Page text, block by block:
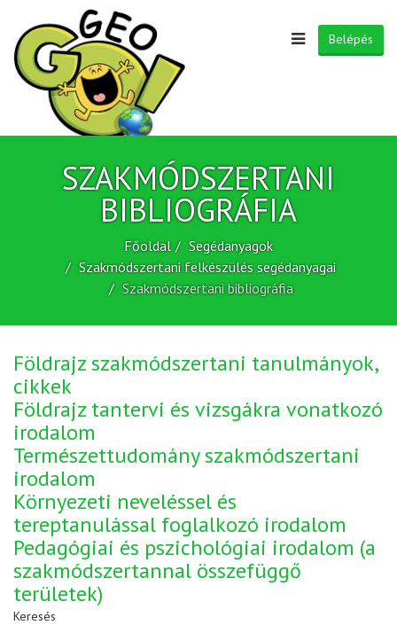
Belépés
SZAKMÓDSZERTANI
BIBLIOGRÁFIA
Főoldal
Segédanyagok
Szakmódszertani felkészülés segédanyagai
Szakmódszertani bibliográfia
Földrajz szakmódszertani tanulmányok,
cikkek
Földrajz tantervi és vizsgákra vonatkozó
irodalom
Természettudomány szakmódszertani
irodalom
Környezeti neveléssel és
tereptanulással foglalkozó irodalom
Pedagógiai és pszichológiai irodalom (a
szakmódszertannal összefüggő
területek)
Keresés